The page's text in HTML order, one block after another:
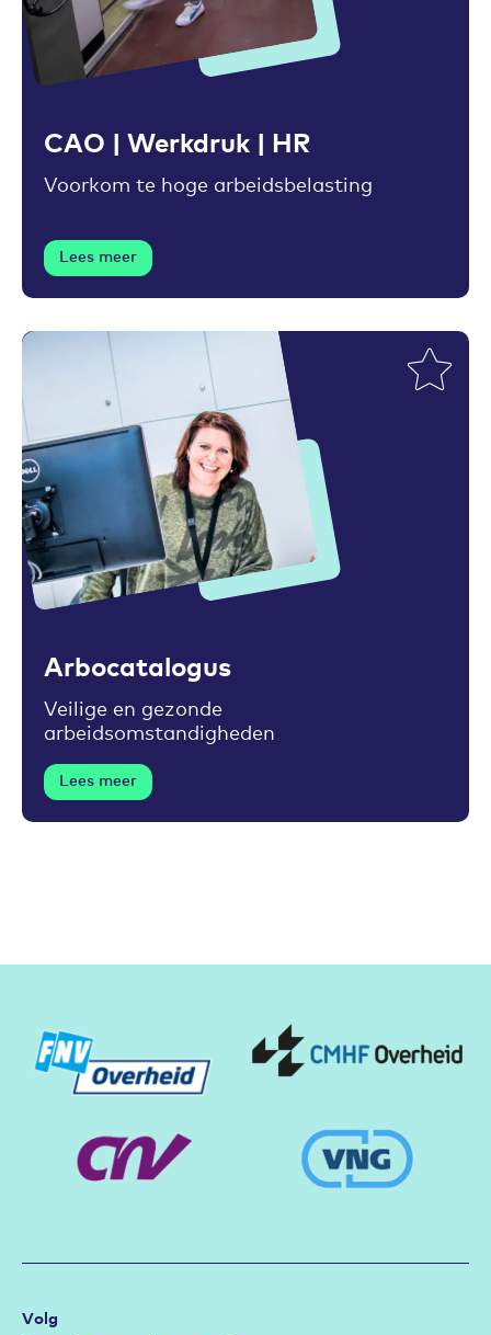
Toevoegen aan favorieten
CAO | Werkdruk | HR
Voorkom te hoge arbeidsbelasting
Lees meer
Toevoegen aan favorieten
Arbocatalogus
Veilige en gezonde
arbeidsomstandigheden
Lees meer
Volg